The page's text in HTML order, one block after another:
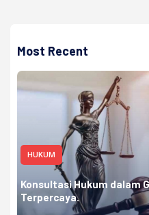
Most Recent
HUKUM
Konsultasi Hukum dalam
Terpercaya.